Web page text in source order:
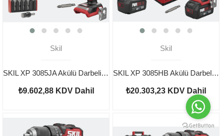
Skil
SKIL XP 3085JA Akülü Darbeli Matkap Vidalama Çantalı
₺9.602,88 KDV Dahil
Skil
SKIL XP 3085HB Akülü Darbeli Matkap Vidalama Çantalı Set 4.0Ah
₺20.303,23 KDV Dahil